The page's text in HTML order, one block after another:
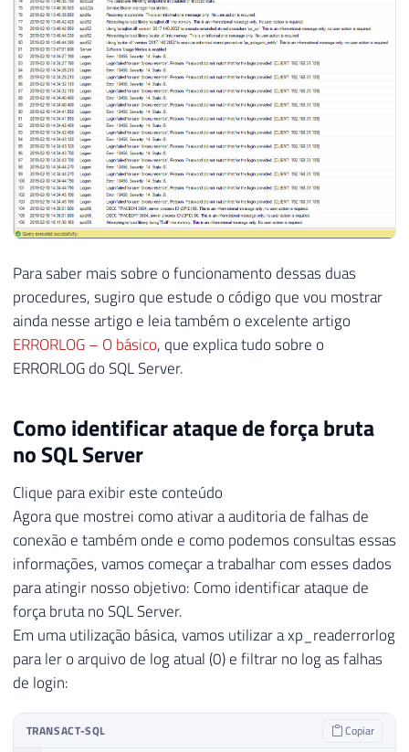
Para saber mais sobre o funcionamento dessas duas
procedures, sugiro que estude o código que vou mostrar
ainda nesse artigo e leia também o excelente artigo
ERRORLOG – O básico, que explica tudo sobre o
ERRORLOG do SQL Server.
Como identificar ataque de força bruta
no SQL Server
Clique para exibir este conteúdo
Agora que mostrei como ativar a auditoria de falhas de
conexão e também onde e como podemos consultas essas
informações, vamos começar a trabalhar com esses dados
para atingir nosso objetivo: Como identificar ataque de
força bruta no SQL Server.
Em uma utilização básica, vamos utilizar a xp_readerrorlog
para ler o arquivo de log atual (0) e filtrar no log as falhas
de login:
TRANSACT-SQL Copiar